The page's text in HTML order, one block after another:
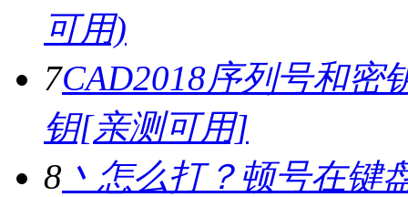
可用)
7CAD2018序列号和密
钥[亲测可用]
8 丶怎么打？顿号在键